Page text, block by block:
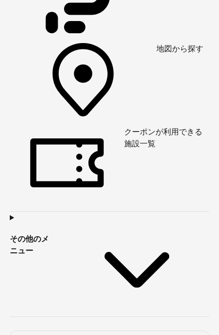
地図から探す
クーポンが利用できる
施設一覧
その他のメ
ニュー